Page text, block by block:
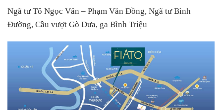
Ngã tư Tô Ngọc Vân – Phạm Văn Đồng, Ngã tư Bình
Đường, Cầu vượt Gò Dưa, ga Bình Triệu